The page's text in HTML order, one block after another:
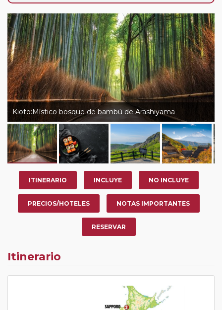
Kioto:Místico bosque de bambú de Arashiyama
ITINERARIO INCLUYE NO INCLUYE
PRECIOS/HOTELES NOTAS IMPORTANTES
RESERVAR
Itinerario